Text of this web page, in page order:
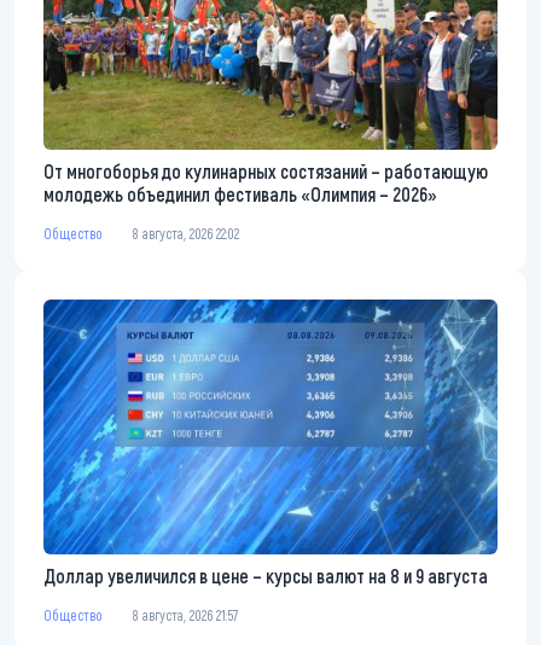
От многоборья до кулинарных состязаний – работающую
молодежь объединил фестиваль «Олимпия – 2026»
Общество 8 августа, 2026 22:02
Доллар увеличился в цене – курсы валют на 8 и 9 августа
Общество 8 августа, 2026 21:57